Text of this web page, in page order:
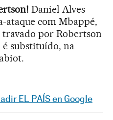
Daniel Alves
ataque com Mbappé,
travado por Robertson
substituído, na
en Twitter
Redes Sociales
EL PAÍS en Google